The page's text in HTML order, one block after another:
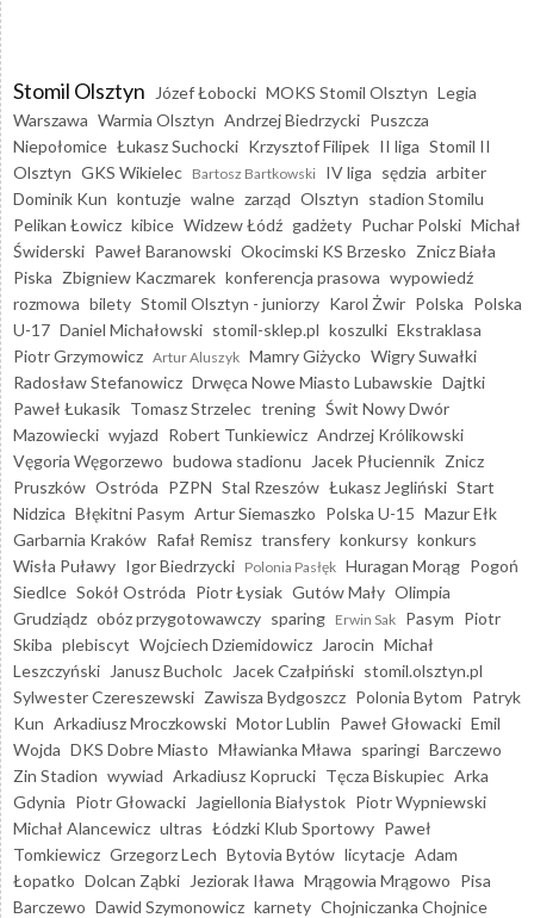
Stomil Olsztyn Józef Łobocki MOKS Stomil Olsztyn Legia
Warszawa Warmia Olsztyn Andrzej Biedrzycki Puszcza
Niepołomice Łukasz Suchocki Krzysztof Filipek II liga Stomil II
Olsztyn GKS Wikielec Bartosz Bartkowski IV liga sędzia arbiter
Dominik Kun kontuzje walne zarząd Olsztyn stadion Stomilu
Pelikan Łowicz kibice Widzew Łódź gadżety Puchar Polski Michał
Świderski Paweł Baranowski Okocimski KS Brzesko Znicz Biała
Piska Zbigniew Kaczmarek konferencja prasowa wypowiedź
rozmowa bilety Stomil Olsztyn - juniorzy Karol Żwir Polska Polska
U-17 Daniel Michałowski stomil-sklep.pl koszulki Ekstraklasa
Piotr Grzymowicz Artur Aluszyk Mamry Giżycko Wigry Suwałki
Radosław Stefanowicz Drwęca Nowe Miasto Lubawskie Dajtki
Paweł Łukasik Tomasz Strzelec trening Świt Nowy Dwór
Mazowiecki wyjazd Robert Tunkiewicz Andrzej Królikowski
Vęgoria Węgorzewo budowa stadionu Jacek Płuciennik Znicz
Pruszków Ostróda PZPN Stal Rzeszów Łukasz Jegliński Start
Nidzica Błękitni Pasym Artur Siemaszko Polska U-15 Mazur Ełk
Garbarnia Kraków Rafał Remisz transfery konkursy konkurs
Wisła Puławy Igor Biedrzycki Polonia Pasłęk Huragan Morąg Pogoń
Siedlce Sokół Ostróda Piotr Łysiak Gutów Mały Olimpia
Grudziądz obóz przygotowawczy sparing Erwin Sak Pasym Piotr
Skiba plebiscyt Wojciech Dziemidowicz Jarocin Michał
Leszczyński
Janusz Bucholc Jacek Czałpiński stomil.olsztyn.pl
Sylwester Czereszewski Zawisza Bydgoszcz Polonia Bytom Patryk
Kun Arkadiusz Mroczkowski Motor Lublin Paweł Głowacki Emil
Wojda DKS Dobre Miasto Mławianka Mława sparingi Barczewo
Zin Stadion wywiad Arkadiusz Koprucki Tęcza Biskupiec Arka
Gdynia Piotr Głowacki Jagiellonia Białystok Piotr Wypniewski
Michał Alancewicz ultras Łódzki Klub Sportowy Paweł
Tomkiewicz Grzegorz Lech Bytovia Bytów licytacje Adam
Łopatko Dolcan Ząbki Jeziorak Iława Mrągowia Mrągowo Pisa
Barczewo Dawid Szymonowicz karnety Chojniczanka Chojnice